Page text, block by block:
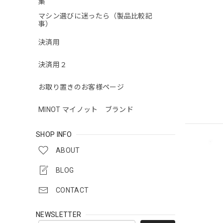
マシン選びに迷ったら（製品比較記
事）
決済用
決済用２
お取り置きのお客様ページ
MINOT マイノット ブランド
SHOP INFO
ABOUT
BLOG
CONTACT
NEWSLETTER